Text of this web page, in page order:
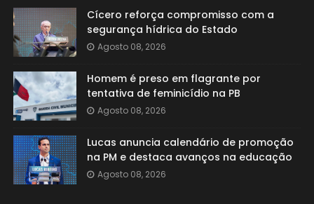
Cícero reforça compromisso com a
segurança hídrica do Estado
Agosto 08, 2026
Homem é preso em flagrante por
tentativa de feminicídio na PB
Agosto 08, 2026
Lucas anuncia calendário de promoção
na PM e destaca avanços na educação
Agosto 08, 2026